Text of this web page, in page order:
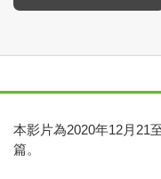
本影片為2020年12月21
篇。